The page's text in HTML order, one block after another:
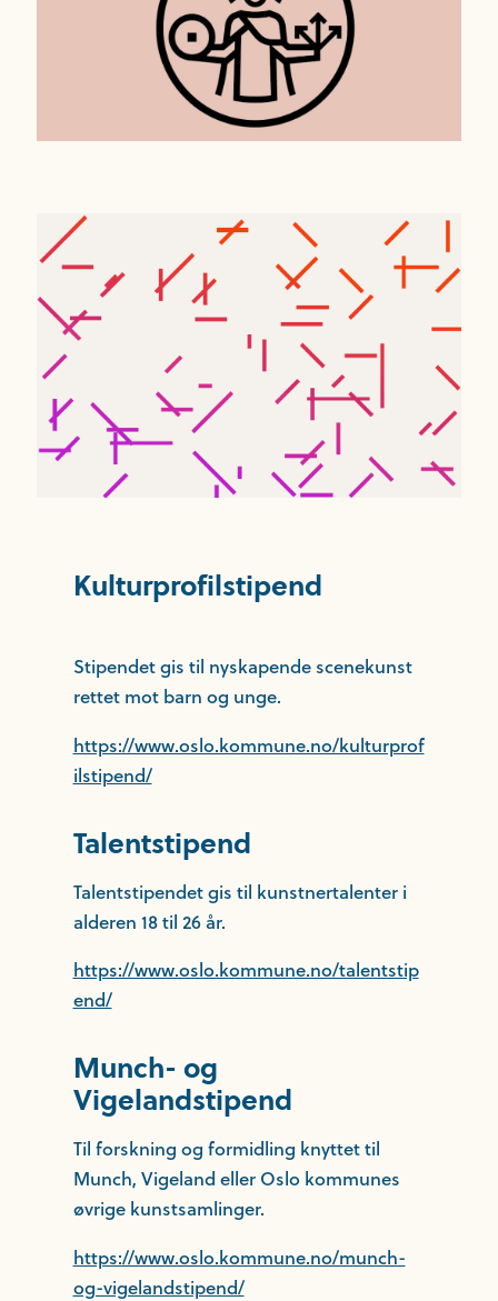
Kulturprofilstipend
Stipendet gis til nyskapende scenekunst
rettet mot barn og unge.
https://www.oslo.kommune.no/kulturprof
ilstipend/
Talentstipend
Talentstipendet gis til kunstnertalenter i
alderen 18 til 26 år.
https://www.oslo.kommune.no/talentstip
end/
Munch- og
Vigelandstipend
Til forskning og formidling knyttet til
Munch, Vigeland eller Oslo kommunes
øvrige kunstsamlinger.
https://www.oslo.kommune.no/munch-
og-vigelandstipend/